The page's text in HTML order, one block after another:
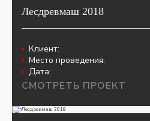
Лесдревмаш 2018
Клиент:
Место проведения:
Дата:
СМОТРЕТЬ ПРОЕКТ